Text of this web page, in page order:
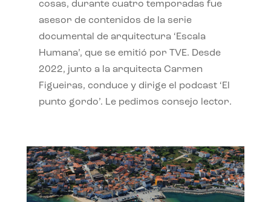
cosas, durante cuatro temporadas fue
asesor de contenidos de la serie
documental de arquitectura ‘Escala
Humana’, que se emitió por TVE. Desde
2022, junto a la arquitecta Carmen
Figueiras, conduce y dirige el podcast ‘El
punto gordo’. Le pedimos consejo lector.